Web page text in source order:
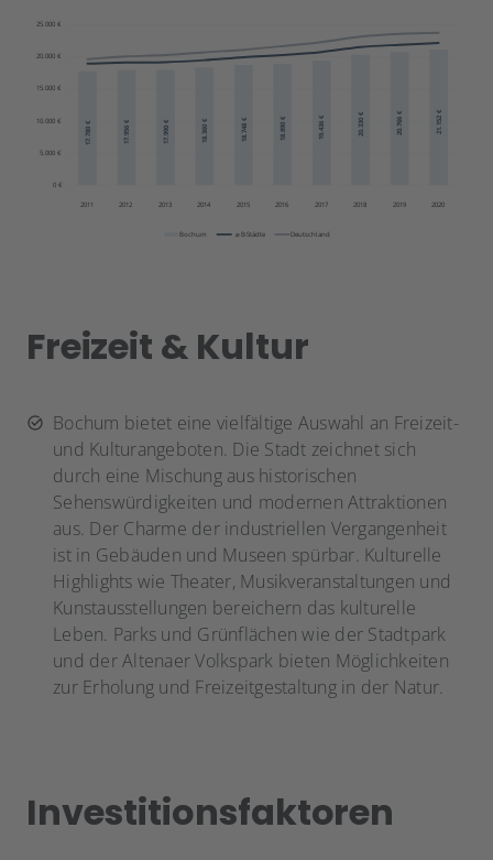
Freizeit & Kultur
Bochum bietet eine vielfältige Auswahl an Freizeit-
und Kulturangeboten. Die Stadt zeichnet sich
durch eine Mischung aus historischen
Sehenswürdigkeiten und modernen Attraktionen
aus. Der Charme der industriellen Vergangenheit
ist in Gebäuden und Museen spürbar. Kulturelle
Highlights wie Theater, Musikveranstaltungen und
Kunstausstellungen bereichern das kulturelle
Leben. Parks und Grünflächen wie der Stadtpark
und der Altenaer Volkspark bieten Möglichkeiten
zur Erholung und Freizeitgestaltung in der Natur.
Investitionsfaktoren